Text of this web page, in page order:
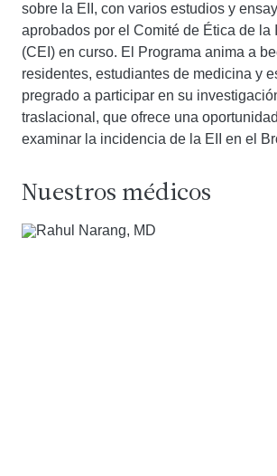
sobre la EII, con varios estudios y
aprobados por el Comité de Ética de la
(CEI) en curso. El Programa anima a
residentes, estudiantes de medicina y
pregrado a participar en su
traslacional, que ofrece una
examinar la incidencia de la EII en el
Nuestros médicos